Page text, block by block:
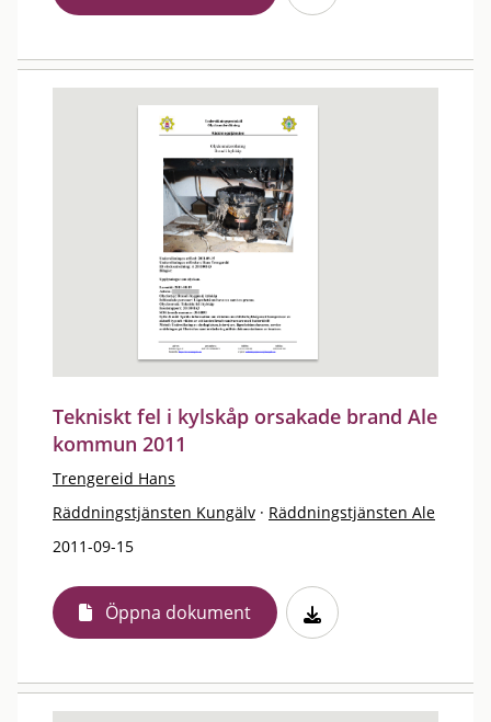
Tekniskt fel i kylskåp orsakade brand Ale
kommun 2011
Trengereid Hans
Räddningstjänsten Kungälv · Räddningstjänsten Ale
2011-09-15
Öppna dokument